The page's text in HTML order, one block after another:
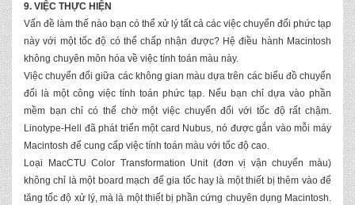
9. VIỆC THỰC HIỆN
Vấn đề làm thế nào bạn có thể xử lý tất cả các việc chuyển đổi phức tạp
này với một tốc độ có thể chấp nhận được? Hệ điều hành Macintosh
không chuyên môn hóa về việc tính toán màu này.
Việc chuyển đổi giữa các không gian màu dựa trên các biểu đồ chuyển
đổi là một công việc tính toán phức tạp. Nếu bạn chỉ dựa vào phần
mềm bạn chỉ có thể chờ một việc chuyển đổi với tốc độ rất chậm.
Linotype-Hell đã phát triển một card Nubus, nó được gắn vào mỗi máy
Macintosh để cung cấp việc tính toán màu với tốc độ cao.
Loại MacCTU Color Transformation Unit (đơn vị vận chuyển màu)
không chỉ là một board mạch để gia tốc hay là một thiết bị thêm vào để
tăng tốc độ xử lý, mà là một thiết bị phần cứng chuyên dụng Macintosh.